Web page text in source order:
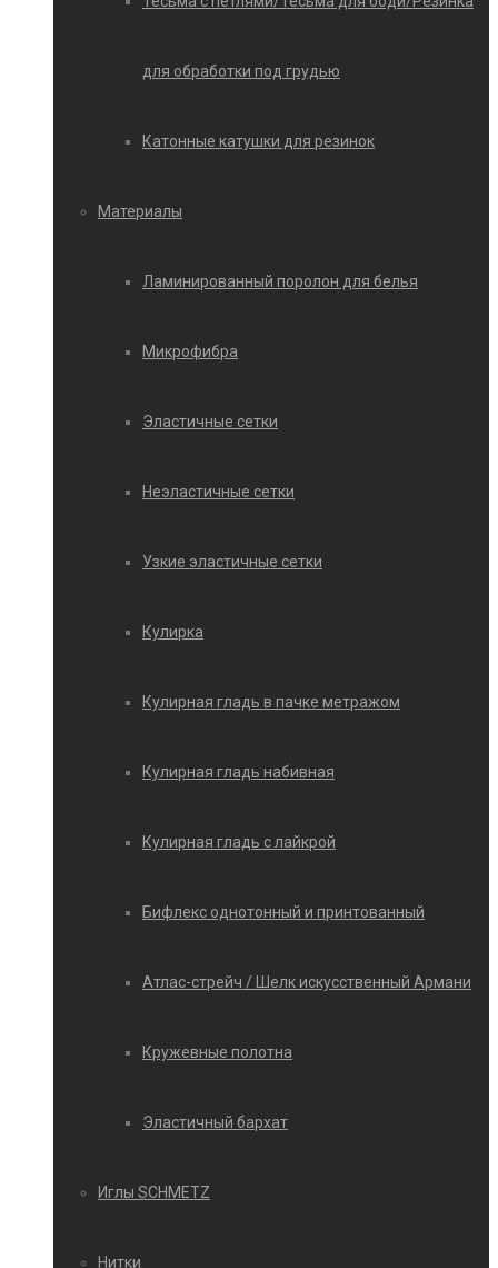
для обработки под грудью
Катонные катушки для резинок
Материалы
Ламинированный поролон для белья
Микрофибра
Эластичные сетки
Неэластичные сетки
Узкие эластичные сетки
Кулирка
Кулирная гладь в пачке метражом
Кулирная гладь набивная
Кулирная гладь с лайкрой
Бифлекс однотонный и принтованный
Атлас-стрейч / Шелк искусственный Армани
Кружевные полотна
Эластичный бархат
Иглы SCHMETZ
Нитки